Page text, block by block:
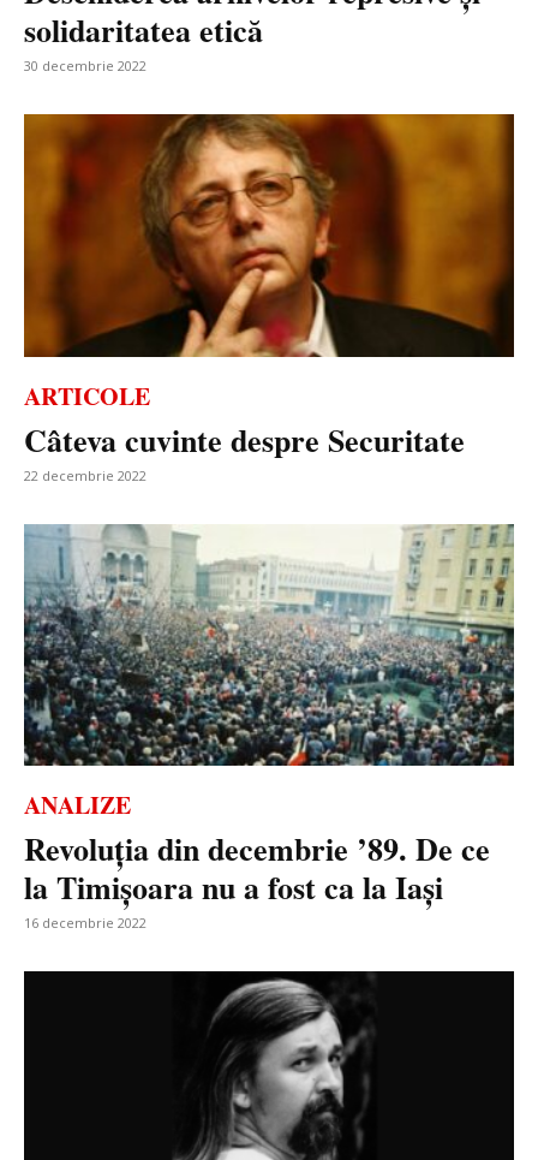
solidaritatea etică
30 decembrie 2022
ARTICOLE
Câteva cuvinte despre Securitate
22 decembrie 2022
ANALIZE
Revoluția din decembrie ’89. De ce
la Timișoara nu a fost ca la Iași
16 decembrie 2022